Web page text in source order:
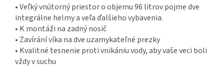
• Veľký vnútorný priestor o objemu 96 litrov pojme dve
integrálne helmy a veľa ďalšieho vybavenia.
• K montáži na zadný nosič
• Zavírání víka na dve uzamykateľné prezky
• Kvalitné tesnenie proti vnikániu vody, aby vaše veci boli
vždy v suchu